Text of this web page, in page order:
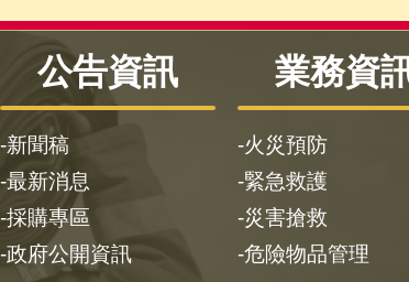
公告資訊
新聞稿
最新消息
採購專區
政府公開資訊
業務資
火災預防
緊急救護
災害搶救
危險物品管理